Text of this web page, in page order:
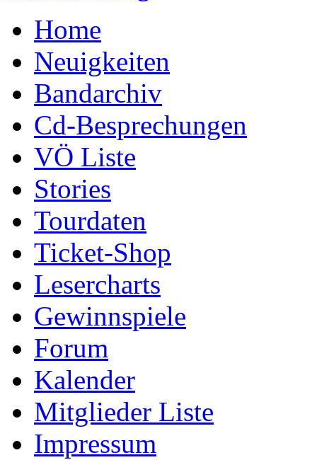
Home
Neuigkeiten
Bandarchiv
Cd-Besprechungen
VÖ Liste
Stories
Tourdaten
Ticket-Shop
Lesercharts
Gewinnspiele
Forum
Kalender
Mitglieder Liste
Impressum